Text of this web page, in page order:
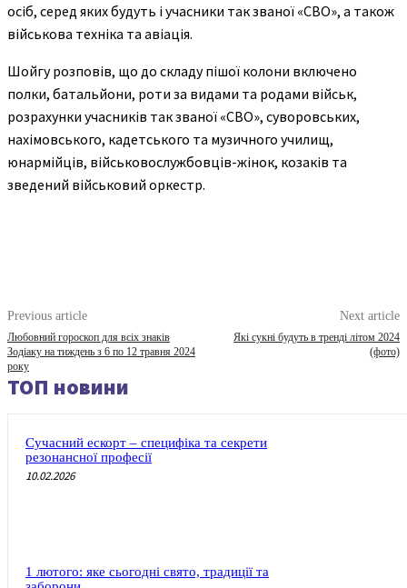
осіб, серед яких будуть і учасники так званої «СВО», а також
військова техніка та авіація.
Шойгу розповів, що до складу пішої колони включено
полки, батальйони, роти за видами та родами військ,
розрахунки учасників так званої «СВО», суворовських,
нахімовського, кадетського та музичного училищ,
юнармійців, військовослужбовців-жінок, козаків та
зведений військовий оркестр.
Previous article
Любовний гороскоп для всіх знаків
Зодіаку на тиждень з 6 по 12 травня 2024
року
Next article
Які сукні будуть в тренді літом 2024
(фото)
ТОП новини
Сучасний ескорт – специфіка та секрети
резонансної професії
10.02.2026
1 лютого: яке сьогодні свято, традиції та